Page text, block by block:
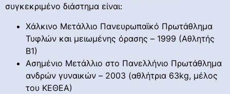
συγκεκριμένο διάστημα είναι:
Χάλκινο Μετάλλιο Πανευρωπαϊκό Πρωτάθλημα
Τυφλών και μειωμένης όρασης – 1999 (Αθλητής
Β1)
Ασημένιο Μετάλλιο στο Πανελλήνιο Πρωτάθλημα
ανδρών γυναικών – 2003 (αθλήτρια 63kg, μέλος
του ΚΕΘΕΑ)